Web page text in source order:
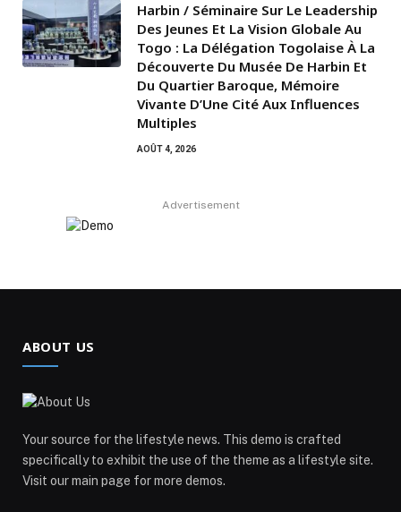
Harbin / Séminaire Sur Le Leadership
Des Jeunes Et La Vision Globale Au
Togo : La Délégation Togolaise À La
Découverte Du Musée De Harbin Et
Du Quartier Baroque, Mémoire
Vivante D’Une Cité Aux Influences
Multiples
AOÛT 4, 2026
Advertisement
ABOUT US
Your source for the lifestyle news. This demo is crafted
specifically to exhibit the use of the theme as a lifestyle site.
Visit our main page for more demos.